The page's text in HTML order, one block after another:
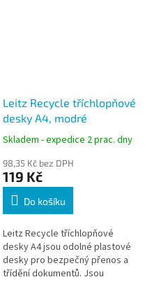
Leitz Recycle tříchlopňové
desky A4, modré
Skladem - expedice 2 prac. dny
98,35 Kč bez DPH
119 Kč
Do košíku
Leitz Recycle tříchlopňové
desky A4 jsou odolné plastové
desky pro bezpečný přenos a
třídění dokumentů. Jsou